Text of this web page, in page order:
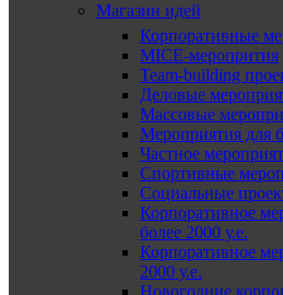
Магазин идей
Корпоративные
MICE-меропрития
Team-building
Деловые
Массовые
Мероприятия для
Частное
Спортивные
Социальные
Корпоративное
более 2000 у.е.
Корпоративное
2000 у.е.
Новогодние